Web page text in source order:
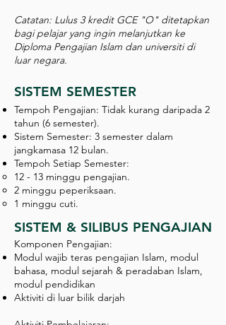
Catatan: Lulus 3 kredit GCE "O" ditetapkan
bagi pelajar yang ingin melanjutkan ke
Diploma Pengajian Islam dan universiti di
luar negara.
SISTEM SEMESTER
Tempoh Pengajian: Tidak kurang daripada 2
tahun (6 semester).
Sistem Semester: 3 semester dalam
jangkamasa 12 bulan.
Tempoh Setiap Semester:
12 - 13 minggu pengajian.
2 minggu peperiksaan.
1 minggu cuti.
SISTEM & SILIBUS PENGAJIAN
Komponen Pengajian:
Modul wajib teras pengajian Islam, modul
bahasa, modul sejarah & peradaban Islam,
modul pendidikan
Aktiviti di luar bilik darjah